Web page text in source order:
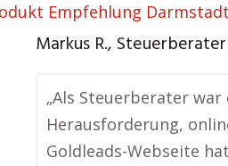
Empfehlung
Markus R., Steuerberater
„Als Steuerberater
Herausforderung,
Goldleads-Webseite